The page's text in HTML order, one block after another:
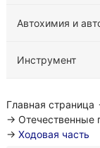
Автохимия и
Инструмент
Главная страница
→ Отечественные
→ Ходовая часть